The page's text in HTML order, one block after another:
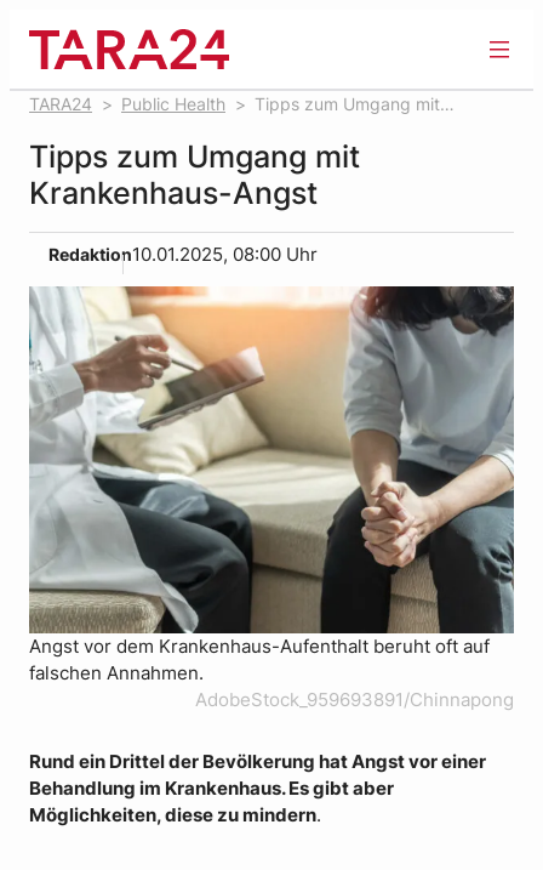
springen
TARA24 Public Health
Tipps zum Umgang mit
Tipps zum Umgang mit
Krankenhaus-Angst
Redaktion10.01.2025, 08:00 Uhr
Angst vor dem Krankenhaus-Aufenthalt beruht oft auf
falschen Annahmen.
AdobeStock_959693891/Chinnapong
Rund ein Drittel der Bevölkerung hat Angst vor einer
Behandlung im Krankenhaus. Es gibt aber
Möglichkeiten, diese zu mindern.